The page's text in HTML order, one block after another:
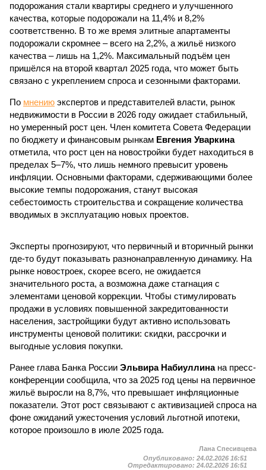
подорожания стали квартиры среднего и улучшенного
качества, которые подорожали на 11,4% и 8,2%
соответственно. В то же время элитные апартаменты
подорожали скромнее – всего на 2,2%, а жильё низкого
качества – лишь на 1,2%. Максимальный подъём цен
пришёлся на второй квартал 2025 года, что может быть
связано с укреплением спроса и сезонными факторами.
По мнению экспертов и представителей власти, рынок
недвижимости в России в 2026 году ожидает стабильный,
но умеренный рост цен. Член комитета Совета Федерации
по бюджету и финансовым рынкам Евгения Уваркина
отметила, что рост цен на новостройки будет находиться в
пределах 5–7%, что лишь немного превысит уровень
инфляции. Основными факторами, сдерживающими более
высокие темпы подорожания, станут высокая
себестоимость строительства и сокращение количества
вводимых в эксплуатацию новых проектов.
Эксперты прогнозируют, что первичный и вторичный рынки
где-то будут показывать разнонаправленную динамику. На
рынке новостроек, скорее всего, не ожидается
значительного роста, а возможна даже стагнация с
элементами ценовой коррекции. Чтобы стимулировать
продажи в условиях повышенной закредитованности
населения, застройщики будут активно использовать
инструменты ценовой политики: скидки, рассрочки и
выгодные условия покупки.
Ранее глава Банка России Эльвира Набиуллинана пресс-
конференции сообщила, что за 2025 год цены на первичное
жильё выросли на 8,7%, что превышает инфляционные
показатели. Этот рост связывают с активизацией спроса на
фоне ожиданий ужесточения условий льготной ипотеки,
которое произошло в июле 2025 года.
Лана Спесивцева
Опубликовано: 24.02.2026 16:51
Отредактировано: 24.02.2026 16:51